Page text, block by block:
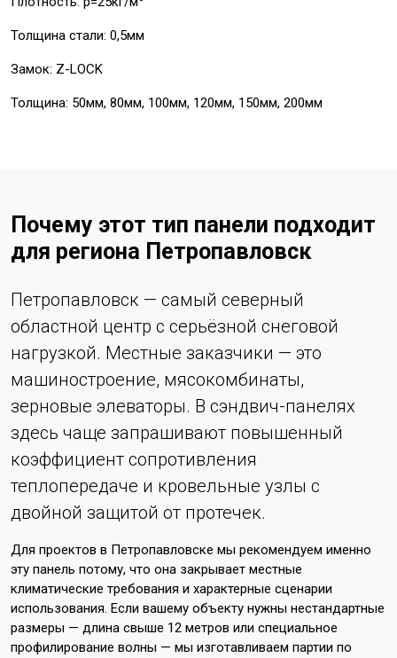
Толщина стали: 0,5мм
Замок: Z-LOCK
Толщина: 50мм, 80мм, 100мм, 120мм, 150мм, 200мм
Почему этот тип панели подходит
для региона Петропавловск
Петропавловск — самый северный
областной центр с серьёзной снеговой
нагрузкой. Местные заказчики — это
машиностроение, мясокомбинаты,
зерновые элеваторы. В сэндвич-панелях
здесь чаще запрашивают повышенный
коэффициент сопротивления
теплопередаче и кровельные узлы с
двойной защитой от протечек.
Для проектов в Петропавловске мы рекомендуем именно
эту панель потому, что она закрывает местные
климатические требования и характерные сценарии
использования. Если вашему объекту нужны нестандартные
размеры — длина свыше 12 метров или специальное
профилирование волны — мы изготавливаем партии по